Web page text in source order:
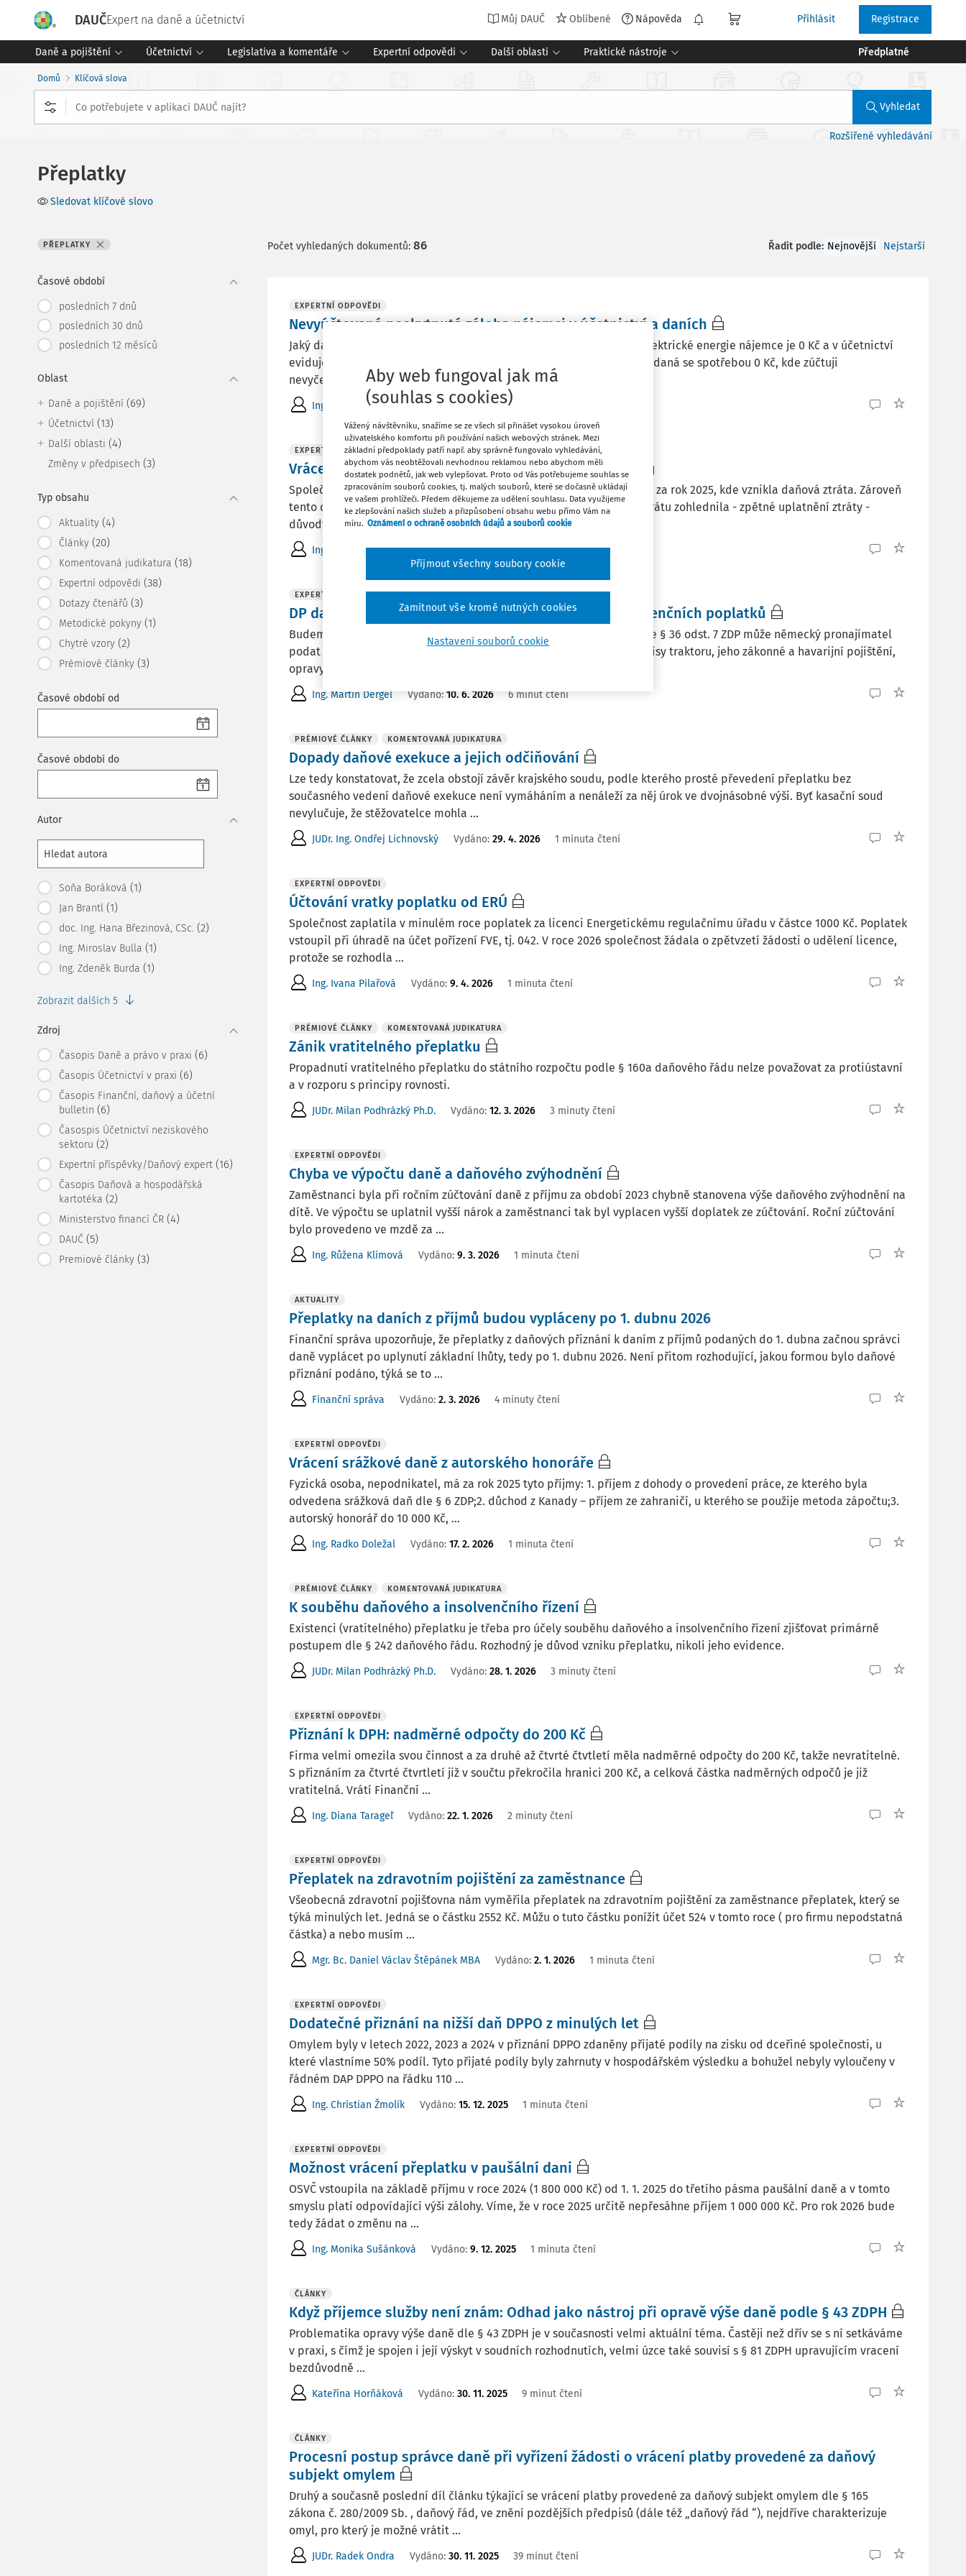
DAUČExpert na daně a účetnictví Můj DAUČ Oblíbené Nápověda Přihlásit Registrace
Daně a pojištění Účetnictví Legislativa a komentáře Expertní odpovědi Další oblasti Praktické nástroje Předplatné
Domů Klíčová slova
Vyhledat
Rozšířené vyhledávání
Přeplatky
Sledovat klíčové slovo
PŘEPLATKY
Časové období
posledních 7 dnů
posledních 30 dnů
posledních 12 měsíců
Oblast
Daně a pojištění (69)
Účetnictví (13)
Další oblasti (4)
Změny v předpisech (3)
Typ obsahu
Aktuality (4)
Články (20)
Komentovaná judikatura (18)
Expertní odpovědi (38)
Dotazy čtenářů (3)
Metodické pokyny (1)
Chytré vzory (2)
Prémiové články (3)
Časové období od
Časové období do
Autor
Soňa Boráková (1)
Jan Brantl (1)
doc. Ing. Hana Březinová, CSc. (2)
Ing. Miroslav Bulla (1)
Ing. Zdeněk Burda (1)
Zobrazit dalších 5
Zdroj
Časopis Daně a právo v praxi (6)
Časopis Účetnictví v praxi (6)
Časopis Finanční, daňový a účetní
bulletin (6)
Časospis Účetnictví neziskového
sektoru (2)
Expertní příspěvky/Daňový expert (16)
Časopis Daňová a hospodářská
kartotéka (2)
Ministerstvo financí ČR (4)
DAUČ (5)
Premiové články (3)
Počet vyhledaných dokumentů: 86 Řadit podle: Nejnovější Nejstarší
EXPERTNÍ ODPOVĚDI
Nevyúčtovaná poskytnutá záloha nájemci v účetnictví a daních
Jaký daňový doklad vystavuje pronajímatel, v případě, že spotřeba elektrické energie nájemce je 0 Kč a v účetnictví
eviduje nespotřebovanou zdaněnou zálohu za tuto energii? Faktura vydaná se spotřebou 0 Kč, kde zúčtuji
nevyčerpanou zálohu, nebo opravný ...
Ing. Ivana Pilařová Vydáno Včera 1 minuta čtení
EXPERTNÍ ODPOVĚDI
Vrácení přeplatku z dodatečného daňového přiznání
Společnsot s r. o. podala dne 4. 5. 2026 daňové přiznání daně z příjmů za rok 2025, kde vznikla daňová ztráta. Zároveň
tento den podala dodatečné daňové přiznání za rok 2023, kde tuto ztrátu zohlednila - zpětné uplatnění ztráty -
důvody podání dod. DAP ...
Ing. Jan Matějka Vydáno:15. 6. 2026 2 minuty čtení
EXPERTNÍ ODPOVĚDI
DP daňového nerezidenta v ČR: příjmy z pronájmu a licenčních poplatků
Budeme platit 5% srážkovou daň za nájem movité věci z Německa. Dle § 36 odst. 7 ZDP může německý pronajímatel
podat přiznání k dani z příjmů v CZ. Co můžeme dát do nákladů – odpisy traktoru, jeho zákonné a havarijní pojištění,
opravy, pneumatiky atd.?
Ing. Martin Děrgel Vydáno:10. 6. 2026 6 minut čtení
PRÉMIOVÉ ČLÁNKY KOMENTOVANÁ JUDIKATURA
Dopady daňové exekuce a jejich odčiňování
Lze tedy konstatovat, že zcela obstojí závěr krajského soudu, podle kterého prosté převedení přeplatku bez
současného vedení daňové exekuce není vymáháním a nenáleží za něj úrok ve dvojnásobné výši. Byť kasační soud
nevylučuje, že stěžovatelce mohla ...
JUDr. Ing. Ondřej Lichnovský Vydáno: 29. 4. 2026 1 minuta čtení
EXPERTNÍ ODPOVĚDI
Účtování vratky poplatku od ERÚ
Společnost zaplatila v minulém roce poplatek za licenci Energetickému regulačnímu úřadu v částce 1000 Kč. Poplatek
vstoupil při úhradě na účet pořízení FVE, tj. 042. V roce 2026 společnost žádala o zpětvzetí žádosti o udělení licence,
protože se rozhodla ...
Ing. Ivana Pilařová Vydáno: 9. 4. 2026 1 minuta čtení
PRÉMIOVÉ ČLÁNKY KOMENTOVANÁ JUDIKATURA
Zánik vratitelného přeplatku
Propadnutí vratitelného přeplatku do státního rozpočtu podle § 160a daňového řádu nelze považovat za protiústavní
a v rozporu s principy rovnosti.
JUDr. Milan Podhrázký Ph.D. Vydáno: 12. 3. 2026 3 minuty čtení
EXPERTNÍ ODPOVĚDI
Chyba ve výpočtu daně a daňového zvýhodnění
Zaměstnanci byla při ročním zúčtování daně z příjmu za období 2023 chybně stanovena výše daňového zvýhodnění na
dítě. Ve výpočtu se uplatnil vyšší nárok a zaměstnanci tak byl vyplacen vyšší doplatek ze zúčtování. Roční zúčtování
bylo provedeno ve mzdě za ...
Ing. Růžena Klímová Vydáno: 9. 3. 2026 1 minuta čtení
AKTUALITY
Přeplatky na daních z příjmů budou vypláceny po 1. dubnu 2026
Finanční správa upozorňuje, že přeplatky z daňových přiznání k daním z příjmů podaných do 1. dubna začnou správci
daně vyplácet po uplynutí základní lhůty, tedy po 1. dubnu 2026. Není přitom rozhodující, jakou formou bylo daňové
přiznání podáno, týká se to ...
Finanční správa Vydáno: 2. 3. 2026 4 minuty čtení
EXPERTNÍ ODPOVĚDI
Vrácení srážkové daně z autorského honoráře
Fyzická osoba, nepodnikatel, má za rok 2025 tyto příjmy: 1. příjem z dohody o provedení práce, ze kterého byla
odvedena srážková daň dle § 6 ZDP;2. důchod z Kanady – příjem ze zahraničí, u kterého se použije metoda zápočtu;3.
autorský honorář do 10 000 Kč, ...
Ing. Radko Doležal Vydáno: 17. 2. 2026 1 minuta čtení
PRÉMIOVÉ ČLÁNKY KOMENTOVANÁ JUDIKATURA
K souběhu daňového a insolvenčního řízení
Existenci (vratitelného) přeplatku je třeba pro účely souběhu daňového a insolvenčního řízení zjišťovat primárně
postupem dle § 242 daňového řádu. Rozhodný je důvod vzniku přeplatku, nikoli jeho evidence.
JUDr. Milan Podhrázký Ph.D. Vydáno: 28. 1. 2026 3 minuty čtení
EXPERTNÍ ODPOVĚDI
Přiznání k DPH: nadměrné odpočty do 200 Kč
Firma velmi omezila svou činnost a za druhé až čtvrté čtvtletí měla nadměrné odpočty do 200 Kč, takže nevratitelné.
S přiznáním za čtvrté čtvrtletí již v součtu překročila hranici 200 Kč, a celková částka nadměrných odpočů je již
vratitelná. Vrátí Finanční ...
Ing. Diana Tarageľ Vydáno: 22. 1. 2026 2 minuty čtení
EXPERTNÍ ODPOVĚDI
Přeplatek na zdravotním pojištění za zaměstnance
Všeobecná zdravotní pojišťovna nám vyměřila přeplatek na zdravotním pojištění za zaměstnance přeplatek, který se
týká minulých let. Jedná se o částku 2552 Kč. Můžu o tuto částku ponížit účet 524 v tomto roce ( pro firmu nepodstatná
částka) a nebo musím ...
Mgr. Bc. Daniel Václav Štěpánek MBA Vydáno: 2. 1. 2026 1 minuta čtení
EXPERTNÍ ODPOVĚDI
Dodatečné přiznání na nižší daň DPPO z minulých let
Omylem byly v letech 2022, 2023 a 2024 v přiznání DPPO zdaněny přijaté podíly na zisku od dceřiné společnosti, u
které vlastníme 50% podíl. Tyto přijaté podíly byly zahrnuty v hospodářském výsledku a bohužel nebyly vyloučeny v
řádném DAP DPPO na řádku 110 ...
Ing. Christian Žmolík Vydáno: 15. 12. 2025 1 minuta čtení
EXPERTNÍ ODPOVĚDI
Možnost vrácení přeplatku v paušální dani
OSVČ vstoupila na základě příjmu v roce 2024 (1 800 000 Kč) od 1. 1. 2025 do třetího pásma paušální daně a v tomto
smyslu platí odpovídající výši zálohy. Víme, že v roce 2025 určitě nepřesáhne příjem 1 000 000 Kč. Pro rok 2026 bude
tedy žádat o změnu na ...
Ing. Monika Sušánková Vydáno: 9. 12. 2025 1 minuta čtení
ČLÁNKY
Když příjemce služby není znám: Odhad jako nástroj při opravě výše daně podle § 43 ZDPH
Problematika opravy výše daně dle § 43 ZDPH je v současnosti velmi aktuální téma. Častěji než dřív se s ní setkáváme
v praxi, s čímž je spojen i její výskyt v soudních rozhodnutích, velmi úzce také souvisí s § 81 ZDPH upravujícím vracení
bezdůvodně ...
Kateřina Horňáková Vydáno: 30. 11. 2025 9 minut čtení
ČLÁNKY
Procesní postup správce daně při vyřízení žádosti o vrácení platby provedené za daňový
subjekt omylem
Druhý a současně poslední díl článku týkající se vrácení platby provedené za daňový subjekt omylem dle § 165
zákona č. 280/2009 Sb. , daňový řád, ve znění pozdějších předpisů (dále též „daňový řád “), nejdříve charakterizuje
omyl, pro který je možné vrátit ...
JUDr. Radek Ondra Vydáno: 30. 11. 2025 39 minut čtení
Aby web fungoval jak má
(souhlas s cookies)
Vážený návštěvníku, snažíme se ze všech sil přinášet vysokou úroveň
uživatelského komfortu při používání našich webových stránek. Mezi
základní předpoklady patří např. aby správně fungovalo vyhledávání,
abychom vás neobtěžovali nevhodnou reklamou nebo abychom měli
dostatek podnětů, jak web vylepšovat. Proto od Vás potřebujeme souhlas se
zpracováním souborů cookies, tj. malých souborů, které se dočasně ukládají
ve vašem prohlížeči. Předem děkujeme za udělení souhlasu. Data využijeme
ke zlepšování našich služeb a přizpůsobení obsahu webu přímo Vám na
míru. Oznámení o ochraně osobních údajů a souborů cookie
Nastavení souborů cookie
Zamítnout vše kromě nutných cookies
Přijmout všechny soubory cookie